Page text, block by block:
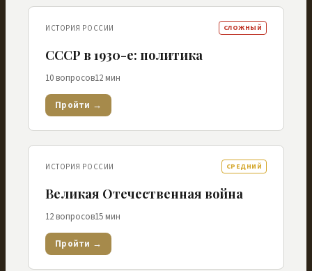
ИСТОРИЯ РОССИИ СЛОЖНЫЙ
СССР в 1930-е: политика
10 вопросов12 мин
Пройти →
ИСТОРИЯ РОССИИ СРЕДНИЙ
Великая Отечественная война
12 вопросов15 мин
Пройти →